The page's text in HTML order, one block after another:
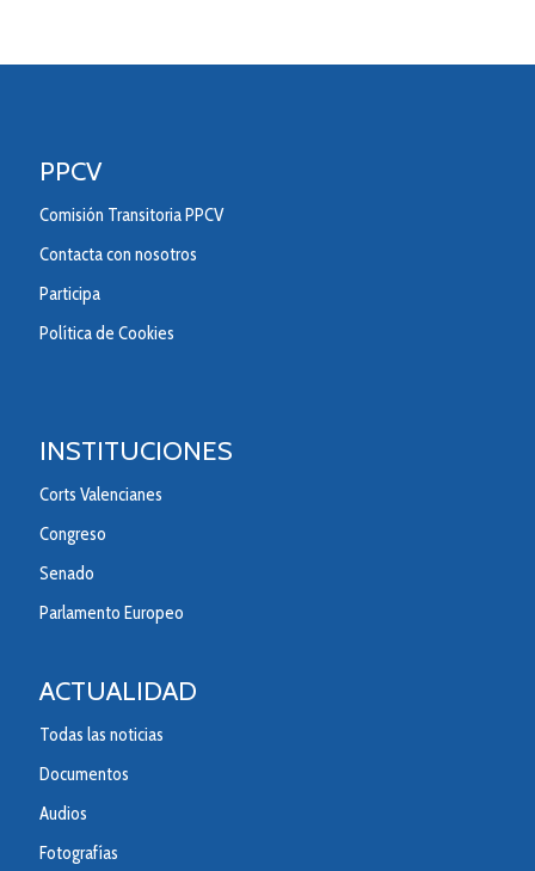
PPCV
Comisión Transitoria PPCV
Contacta con nosotros
Participa
Política de Cookies
INSTITUCIONES
Corts Valencianes
Congreso
Senado
Parlamento Europeo
ACTUALIDAD
Todas las noticias
Documentos
Audios
Fotografías